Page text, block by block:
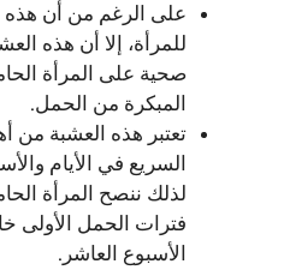
على الرغم من أن هذه
للمرأة، إلا أن هذه
صحية على المرأة
المبكرة من الحمل.
تعتبر هذه العشبة من
السريع في الأيام
لذلك ننصح المرأة
فترات الحمل الأولى
الأسبوع العاشر.